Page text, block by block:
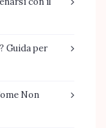
Guida per
Non